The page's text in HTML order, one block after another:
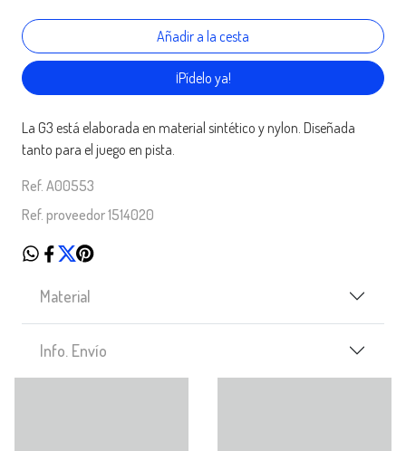
¡Pídelo ya!
La G3 está elaborada en material sintético y nylon. Diseñada
tanto para el juego en pista.
Ref. A00553
Ref. proveedor 1514020
Material
Info. Envío